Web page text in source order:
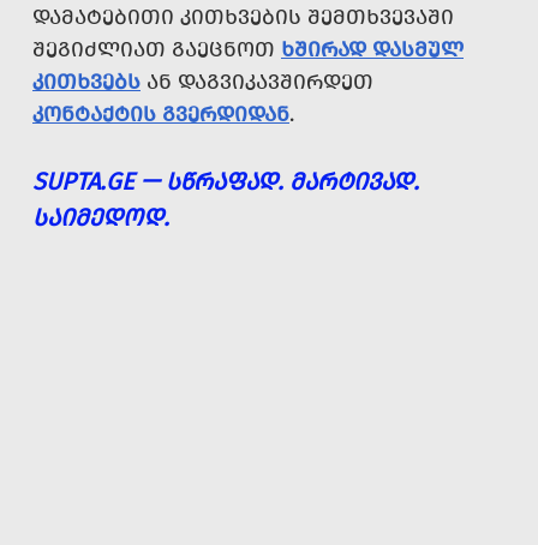
ᲓᲐᲛᲐᲢᲔᲑᲘᲗᲘ ᲙᲘᲗᲮᲕᲔᲑᲘᲡ ᲨᲔᲛᲗᲮᲕᲔᲕᲐᲨᲘ
ᲨᲔᲒᲘᲫᲚᲘᲐᲗ ᲒᲐᲔᲪᲜᲝᲗ ᲮᲨᲘᲠᲐᲓ ᲓᲐᲡᲛᲣᲚ
ᲙᲘᲗᲮᲕᲔᲑᲡ ᲐᲜ ᲓᲐᲒᲕᲘᲙᲐᲕᲨᲘᲠᲓᲔᲗ
ᲙᲝᲜᲢᲐᲥᲢᲘᲡ ᲒᲕᲔᲠᲓᲘᲓᲐᲜ.
SUPTA.GE — ᲡᲬᲠᲐᲤᲐᲓ. ᲛᲐᲠᲢᲘᲕᲐᲓ.
ᲡᲐᲘᲛᲔᲓᲝᲓ.